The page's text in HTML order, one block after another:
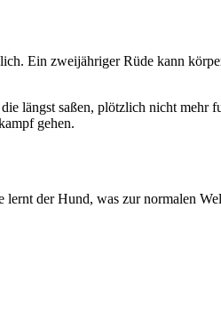
Ein zweijähriger Rüde kann
längst saßen, plötzlich nicht
gehen.
lernt der Hund, was zur normalen